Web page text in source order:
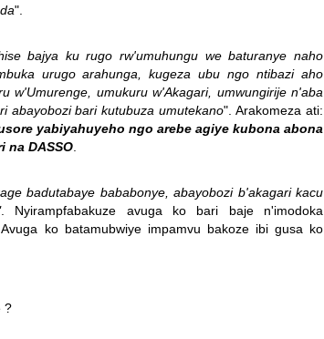
".
bajya ku rugo rw'umuhungu we baturanye naho
urugo arahunga, kugeza ubu ngo ntibazi aho
w'Umurenge, umukuru w'Akagari, umwungirije n'aba
abayobozi bari kutubuza umutekano".Arakomeza ati:
yabiyahuyeho ngo arebe agiye kubona abona
na DASSO
badutabaye bababonye, abayobozi b'akagari kacu
. Nyirampfabakuze avuga ko bari baje n'imodoka
ko batamubwiye impamvu bakoze ibi gusa ko
?